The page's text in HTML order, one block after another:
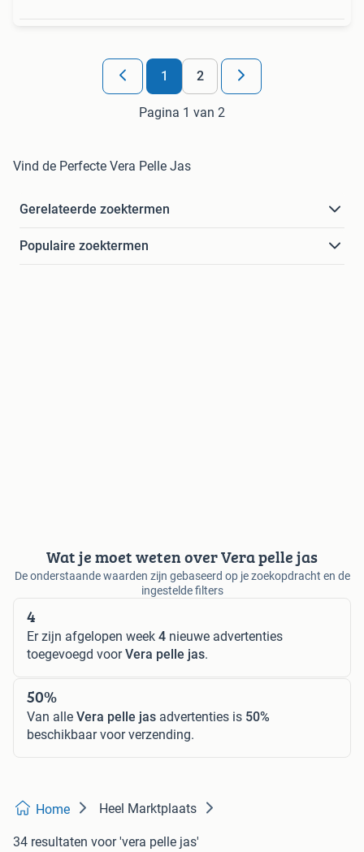
1 2
Pagina 1 van 2
Vind de Perfecte Vera Pelle Jas
Gerelateerde zoektermen
Populaire zoektermen
Wat je moet weten over Vera pelle jas
De onderstaande waarden zijn gebaseerd op je zoekopdracht en de
ingestelde filters
4
Er zijn afgelopen week 4 nieuwe advertenties
toegevoegd voorVera pelle jas.
50%
Van alle Vera pelle jas advertenties is 50%
beschikbaar voor verzending.
Home Heel Marktplaats
34 resultaten voor 'vera pelle jas'